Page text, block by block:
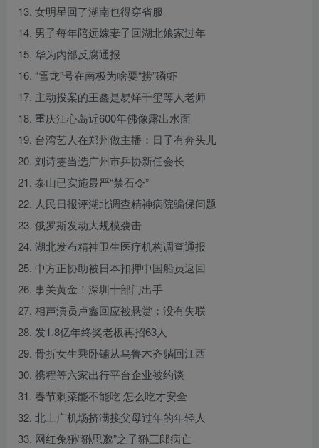
13. 女明星回了湖南也得穿省服
14. 男子每年陪远嫁妻子回湖北娘家过年
15. 华为内部反腐通报
16. “雪龙”号在南极为啥要“捞”磷虾
17. 主动投案的王鑫是易烊千玺等人老师
18. 重庆江心岛近600年佛像露出水面
19. 台湾艺人在郑州做主播：日子有奔头儿
20. 刘诗雯当选广州市乒协新任会长
21. 泰山已实施最严“禁石令”
22. 人民日报评湖北调查精神病院骗保问题
23. 俄罗斯发动大规模袭击
24. 湖北发布精神卫生医疗机构调查通报
25. 中方正协助被日本扣押中国船员返回
26. 事关黄金！深圳十部门出手
27. 相声演员卢鑫回应被悬赏：没有失联
28. 发1.8亿年终奖老板再招63人
29. 骨折女生乘卧铺从乌鲁木齐躺回江西
30. 携程等六家出行平台企业被约谈
31. 春节剩菜能不能吃 怎么吃才安全
32. 北上广机场挤满接父母过年的年轻人
33. 网红兔狲“狲思邈”之子狲三郎病亡